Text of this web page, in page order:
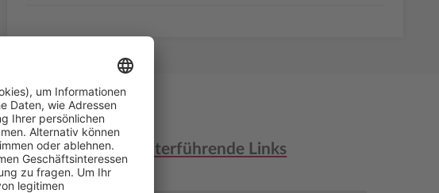
Informationen & weiterführende Links